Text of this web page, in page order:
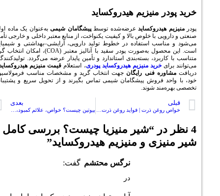
منیزیم هیدروکساید
هیدروکسایدعرضه‌شده توسطپیشگامان شیمیبه‌عنوان یک ماده اولیه
با خلوص بالا و کیفیت یکنواخت، از منابع معتبر داخلی و خارجی تأمین
استفاده در خطوط تولید دارویی، آرایشی–بهداشتی و شیمیایی
است. این محصول به‌صورت پودر سفید با آنالیز معتبر (COA)، امکان انتخاب گرید
بسته‌بندی استاندارد و تأمین پایدار عرضه می‌گردد. تولیدکنندگان
خرید منیزیم هیدروکساید پودری، استعلامقیمت منیزیم هیدروکسایدو
فنی رایگان جهت انتخاب گرید و مشخصات مناسب فرمولاسیون
فروش پیشگامان شیمی تماس بگیرند و از تحویل سریع و پشتیبانی
شوند.
خواص روغن ذرت | فواید روغن ذرت خوراکی برای دیابت، قلب، پوست و مو بیوتین چیست؟ خواص، علائم کمبود، تاثیر روی مو و لاغری + مقایسه بیوتین یا هیرویت
شیر منیزیا چیست؟ بررسی کامل
و منیزیم هیدروکساید”
گفت: